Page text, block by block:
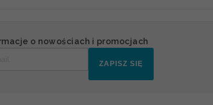
o nowościach i promocjach
ZAPISZ SIĘ